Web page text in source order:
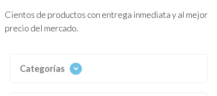
Cientos de productos con entrega inmediata y al mejor
precio del mercado.
Categorías